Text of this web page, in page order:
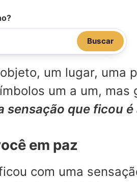
Buscar
um lugar, uma
um a um,
sensação que ficou
em paz
com uma